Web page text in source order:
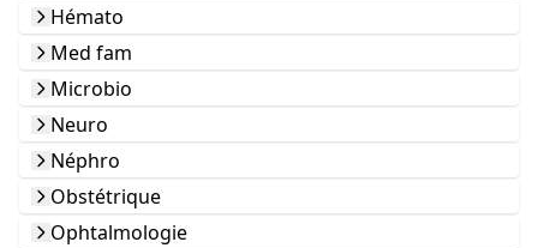
Hémato
Med fam
Microbio
Neuro
Néphro
Obstétrique
Ophtalmologie